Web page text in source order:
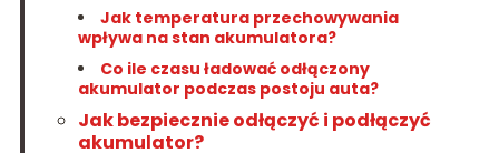
Jak temperatura przechowywania
wpływa na stan akumulatora?
Co ile czasu ładować odłączony
akumulator podczas postoju auta?
Jak bezpiecznie odłączyć i podłączyć
akumulator?